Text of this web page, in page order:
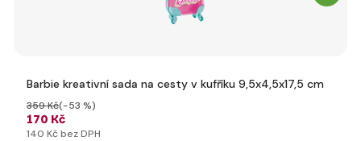
Barbie kreativní sada na cesty v kufříku 9,5x4,5x17,5 cm
170 Kč
359 Kč(-53 %)
140 Kč bez DPH